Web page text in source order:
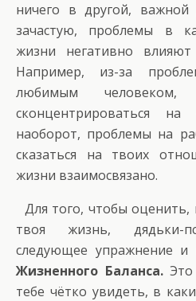
ничего в другой, важной
зачастую, проблемы в
жизни негативно
Например, из-за
любимым
сконцентрироваться
наоборот, проблемы на
сказаться на твоих
жизни взаимосвязано.
Для того, чтобы оценить,
твоя жизнь, дядьки-
следующее упражнение и
Жизненного Баланса.Это
тебе чётко увидеть, в